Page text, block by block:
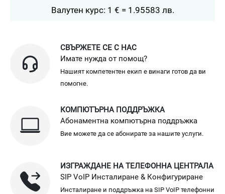
Валутен курс: 1 € = 1.95583 лв.
СВЪРЖЕТЕ СЕ С НАС
Имате нужда от помощ?
Нашият компетентен екип е винаги готов да ви
помогне.
КОМПЮТЪРНА ПОДДРЪЖКА
Абонаментна компютърна поддръжка
Вие можете да се абонирате за нашите услуги.
ИЗГРАЖДАНЕ НА ТЕЛЕФОННА ЦЕНТРАЛА
SIP VoIP Инсталиране & Конфигуриране
Инсталиране и поддръжка на SIP VoIP телефонни